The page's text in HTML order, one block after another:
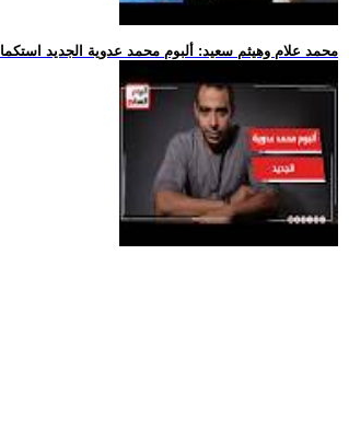
.. محمد علام وهيثم سعيد: ألبوم محمد عدوية الجديد